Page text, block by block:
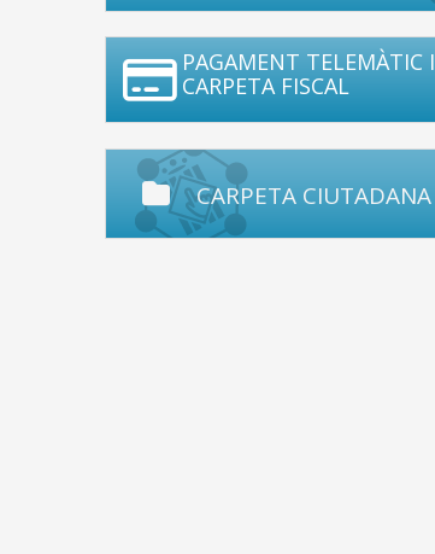
PAGAMENT TELEMÀTIC I
CARPETA FISCAL
CARPETA CIUTADANA